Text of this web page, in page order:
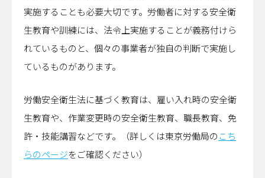
実施することも必要大切です。労働者に対する安全衛
生教育や訓練には、法令上実施することが義務付けら
れているものと、個々の事業者が独自の判断で実施し
ているものがあります。
労働安全衛生法に基づく教育は、雇い入れ時の安全衛
生教育や、作業変更時の安全衛生教育、職長教育、免
許・技能講習などです。（詳しくは東京労働局の こち
らのページをご確認ください）